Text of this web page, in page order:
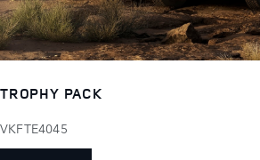
TROPHY PACK
VKFTE4045